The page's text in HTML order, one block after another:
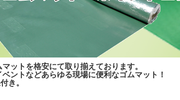
ットを格安にて取り揃えております。
ントなどあらゆる現場に便利なゴムマット！
き。